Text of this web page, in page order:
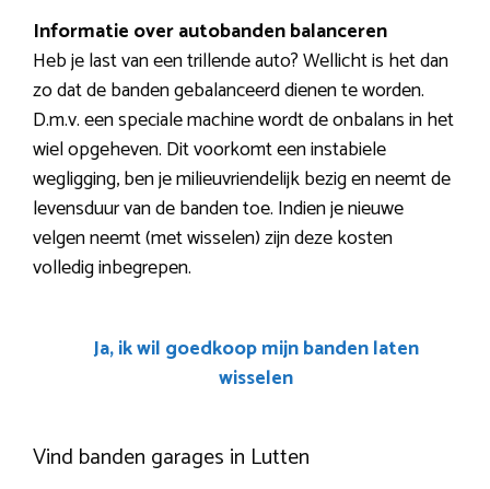
Informatie over autobanden balanceren
Heb je last van een trillende auto? Wellicht is het dan
zo dat de banden gebalanceerd dienen te worden.
D.m.v. een speciale machine wordt de onbalans in het
wiel opgeheven. Dit voorkomt een instabiele
wegligging, ben je milieuvriendelijk bezig en neemt de
levensduur van de banden toe. Indien je nieuwe
velgen neemt (met wisselen) zijn deze kosten
volledig inbegrepen.
Ja, ik wil goedkoop mijn banden laten
wisselen
Vind banden garages in Lutten